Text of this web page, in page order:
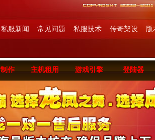
私服新闻 常见问题 私服技术 传奇架设 版
作 主机租用 游戏引擎 登陆器